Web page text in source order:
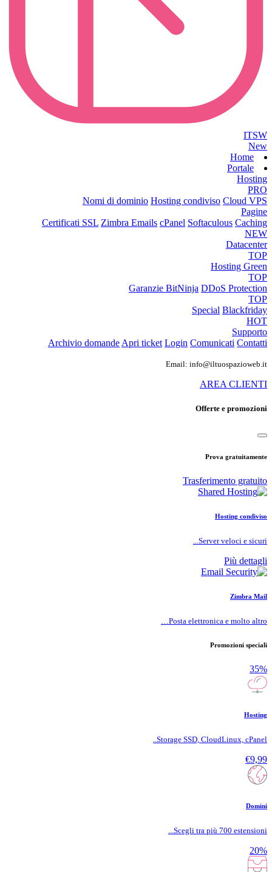
ITSW
New
Home
Portale
Hosting
PRO
Nomi di dominio Hosting condiviso Cloud VPS
Pagine
Certificati SSL Zimbra Emails cPanel Softaculous Caching
NEW
Datacenter
TOP
Hosting Green
TOP
Garanzie BitNinja DDoS Protection
TOP
Special Blackfriday
HOT
Supporto
Archivio domandeApri ticket Login Comunicati Contatti
Email: info@iltuospazioweb.it
AREA CLIENTI
Offerte e promozioni
Prova gratuitamente
Trasferimento gratuito
Hosting condiviso
Server veloci e sicuri...
Più dettagli
Zimbra Mail
Posta elettronica e molto altro…
Promozioni speciali
35%
Hosting
Storage SSD, CloudLinux, cPanel..
€9,99
Domini
Scegli tra più 700 estensioni...
20%